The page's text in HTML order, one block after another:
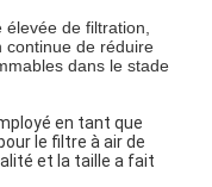
de filtration,
continue de réduire
dans le stade
en tant que
le filtre à air de
et la taille a fait